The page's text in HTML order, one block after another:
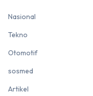
Nasional
Tekno
Otomotif
sosmed
Artikel